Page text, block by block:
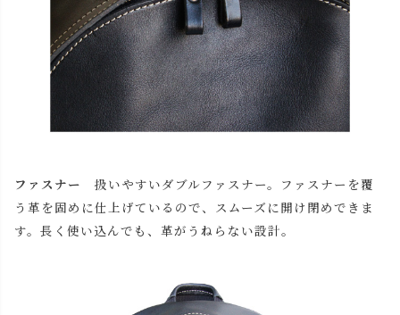
ファスナー 扱いやすいダブルファスナー。ファスナーを覆
う革を固めに仕上げているので、スムーズに開け閉めできま
す。長く使い込んでも、革がうねらない設計。